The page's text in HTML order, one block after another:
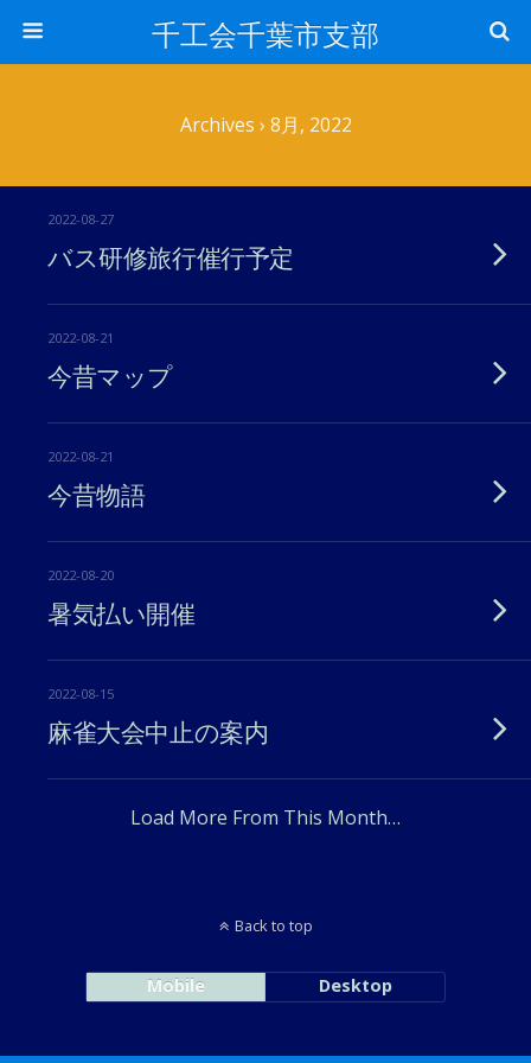
千工会千葉市支部
Archives › 8月, 2022
2022-08-27
バス研修旅行催行予定
2022-08-21
今昔マップ
2022-08-21
今昔物語
2022-08-20
暑気払い開催
2022-08-15
麻雀大会中止の案内
Load More From This Month…
Back to top
Mobile Desktop